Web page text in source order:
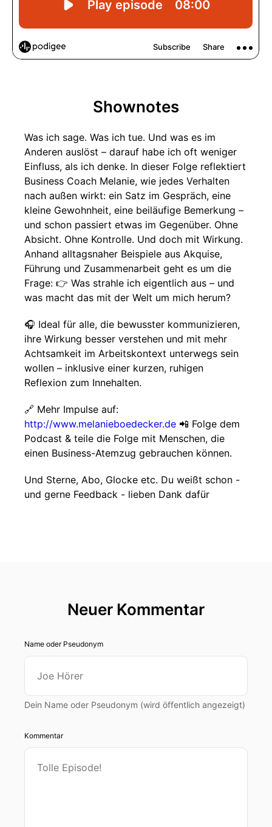
Shownotes
Was ich sage. Was ich tue. Und was es im
Anderen auslöst – darauf habe ich oft weniger
Einfluss, als ich denke. In dieser Folge reflektiert
Business Coach Melanie, wie jedes Verhalten
nach außen wirkt: ein Satz im Gespräch, eine
kleine Gewohnheit, eine beiläufige Bemerkung –
und schon passiert etwas im Gegenüber. Ohne
Absicht. Ohne Kontrolle. Und doch mit Wirkung.
Anhand alltagsnaher Beispiele aus Akquise,
Führung und Zusammenarbeit geht es um die
Frage: 👉 Was strahle ich eigentlich aus – und
was macht das mit der Welt um mich herum?
🎧 Ideal für alle, die bewusster kommunizieren,
ihre Wirkung besser verstehen und mit mehr
Achtsamkeit im Arbeitskontext unterwegs sein
wollen – inklusive einer kurzen, ruhigen
Reflexion zum Innehalten.
🔗 Mehr Impulse auf:
http://www.melanieboedecker.de 📲 Folge dem
Podcast & teile die Folge mit Menschen, die
einen Business-Atemzug gebrauchen können.
Und Sterne, Abo, Glocke etc. Du weißt schon -
und gerne Feedback - lieben Dank dafür
Neuer Kommentar
Name oder Pseudonym
Dein Name oder Pseudonym (wird öffentlich angezeigt)
Kommentar